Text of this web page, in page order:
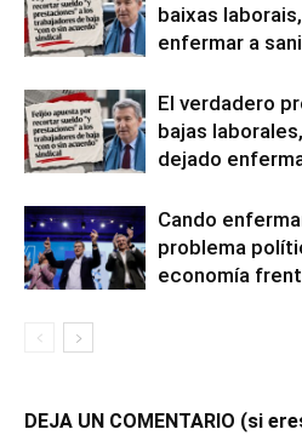
baixas
enfermar a
El verdadero
bajas
dejado
Cando
problema
economía
DEJA UN COMENTARIO (si